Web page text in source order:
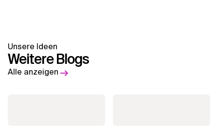
Unsere Ideen
Weitere Blogs
Alle anzeigen